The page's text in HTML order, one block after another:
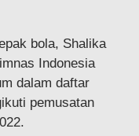
bola, Shalika
Indonesia
dalam daftar
pemusatan